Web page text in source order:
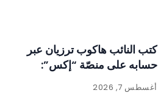
كتب النائب هاكوب ترزيان عبر
حسابه على منصّة “إكس”:
أغسطس 7, 2026